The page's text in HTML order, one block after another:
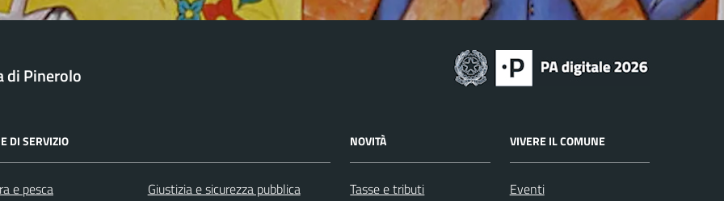
di Pinerolo
DI SERVIZIO
e pesca
Giustizia e sicurezza pubblica
NOVITÀ
Tasse e tributi
VIVERE IL COMUNE
Eventi